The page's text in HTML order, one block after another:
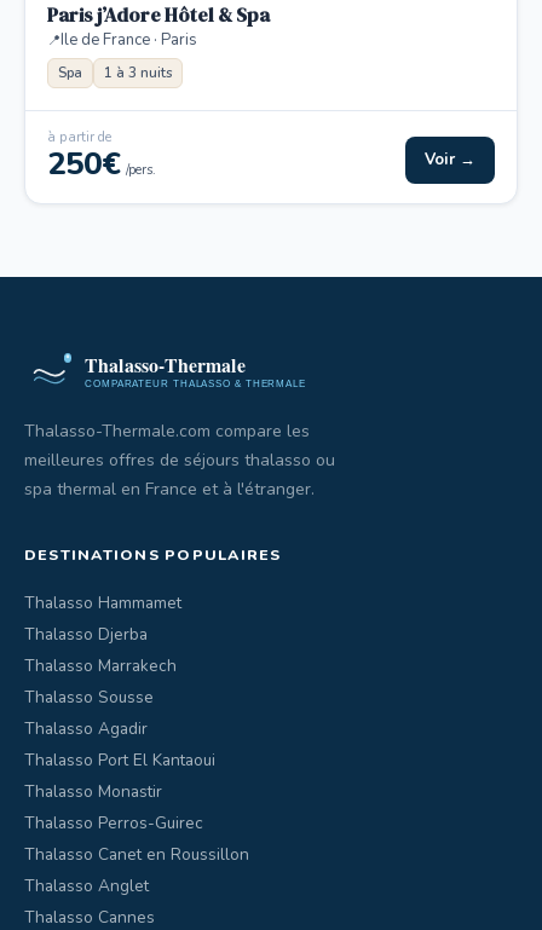
Paris j’Adore Hôtel & Spa
Ile de France · Paris
Spa 1 à 3 nuits
à partir de
250€ /pers. Voir →
Thalasso-Thermale.com compare les
meilleures offres de séjours thalasso ou
spa thermal en France et à l'étranger.
DESTINATIONS POPULAIRES
Thalasso Hammamet
Thalasso Djerba
Thalasso Marrakech
Thalasso Sousse
Thalasso Agadir
Thalasso Port El Kantaoui
Thalasso Monastir
Thalasso Perros-Guirec
Thalasso Canet en Roussillon
Thalasso Anglet
Thalasso Cannes